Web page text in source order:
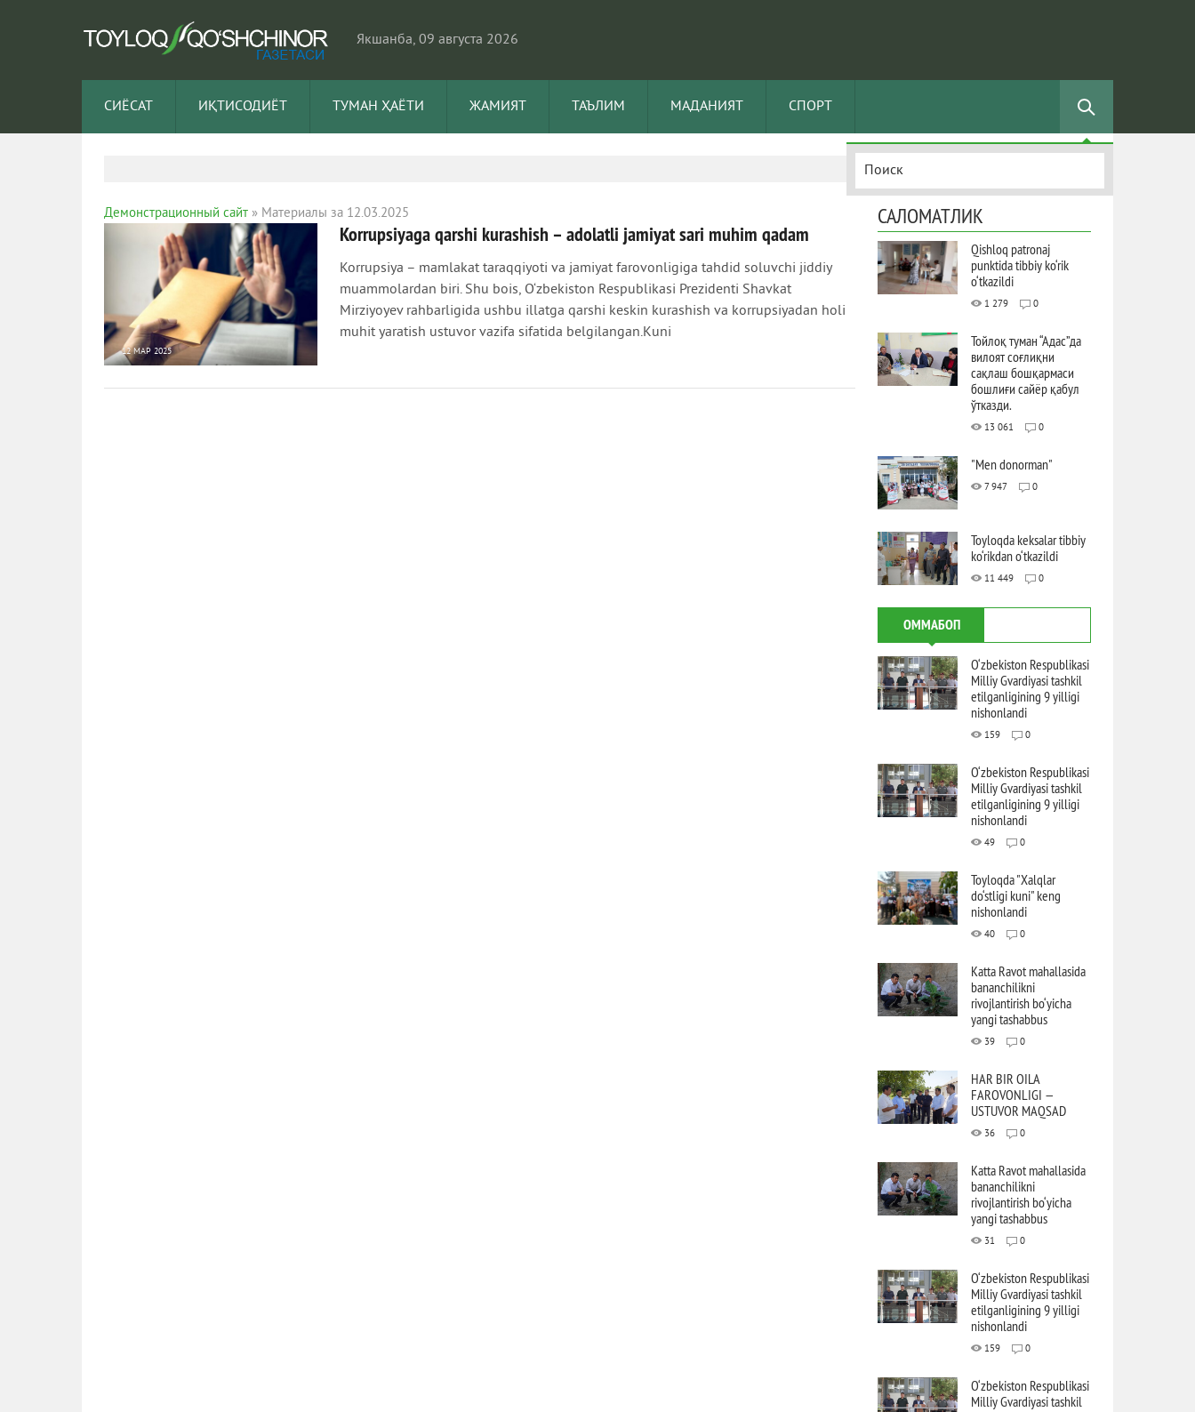
Якшанба, 09 августа 2026
СИЁСАТ ИҚТИСОДИЁТ ТУМАН ҲАЁТИ ЖАМИЯТ ТАЪЛИМ МАДАНИЯТ СПОРТ
Демонстрационный сайт » Материалы за 12.03.2025
12 МАР 2025
Korrupsiyaga qarshi kurashish – adolatli jamiyat sari muhim qadam
Korrupsiya – mamlakat taraqqiyoti va jamiyat farovonligiga tahdid soluvchi jiddiy
muammolardan biri. Shu bois, O‘zbekiston Respublikasi Prezidenti Shavkat
Mirziyoyev rahbarligida ushbu illatga qarshi keskin kurashish va korrupsiyadan holi
muhit yaratish ustuvor vazifa sifatida belgilangan.Kuni
САЛОМАТЛИК
Qishloq patronaj
punktida tibbiy ko‘rik
o‘tkazildi
1 279 0
Тойлоқ туман “Адас”да
вилоят соғлиқни
сақлаш бошқармаси
бошлиғи сайёр қабул
ўтказди.
13 061 0
"Men donorman"
7 947 0
Toyloqda keksalar tibbiy
ko‘rikdan o‘tkazildi
11 449 0
ОММАБОП
O‘zbekiston Respublikasi
Milliy Gvardiyasi tashkil
etilganligining 9 yilligi
nishonlandi
159 0
O‘zbekiston Respublikasi
Milliy Gvardiyasi tashkil
etilganligining 9 yilligi
nishonlandi
49 0
Toyloqda "Xalqlar
do‘stligi kuni" keng
nishonlandi
40 0
Katta Ravot mahallasida
bananchilikni
rivojlantirish bo‘yicha
yangi tashabbus
39 0
HAR BIR OILA
FAROVONLIGI —
USTUVOR MAQSAD
36 0
Katta Ravot mahallasida
bananchilikni
rivojlantirish bo‘yicha
yangi tashabbus
31 0
O‘zbekiston Respublikasi
Milliy Gvardiyasi tashkil
etilganligining 9 yilligi
nishonlandi
159 0
O‘zbekiston Respublikasi
Milliy Gvardiyasi tashkil